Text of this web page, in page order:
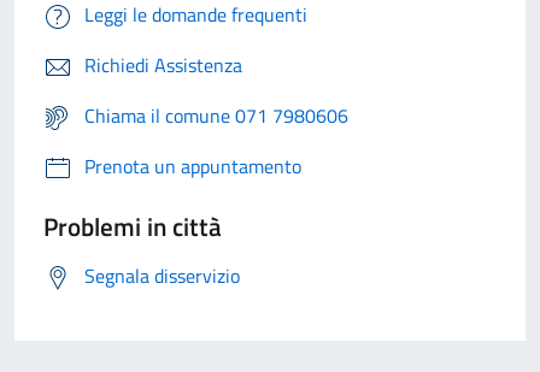
Leggi le domande frequenti
Richiedi Assistenza
Chiama il comune 071 7980606
Prenota un appuntamento
Problemi in città
Segnala disservizio